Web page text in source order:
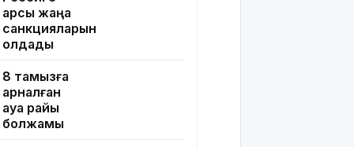
қарсы жаңа
санкцияларын
қолдады
8 тамызға
арналған
ауа райы
болжамы